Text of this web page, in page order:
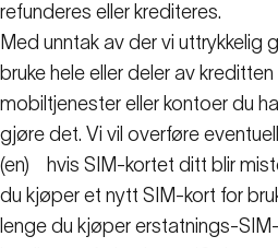
refunderes eller krediteres.
Med unntak av der vi uttrykkelig
bruke hele eller deler av
mobiltjenester eller kontoer du
gjøre det. Vi vil overføre
(en)
hvis SIM-kortet ditt blir
du kjøper et nytt SIM-kort for
lenge du kjøper erstatnings-